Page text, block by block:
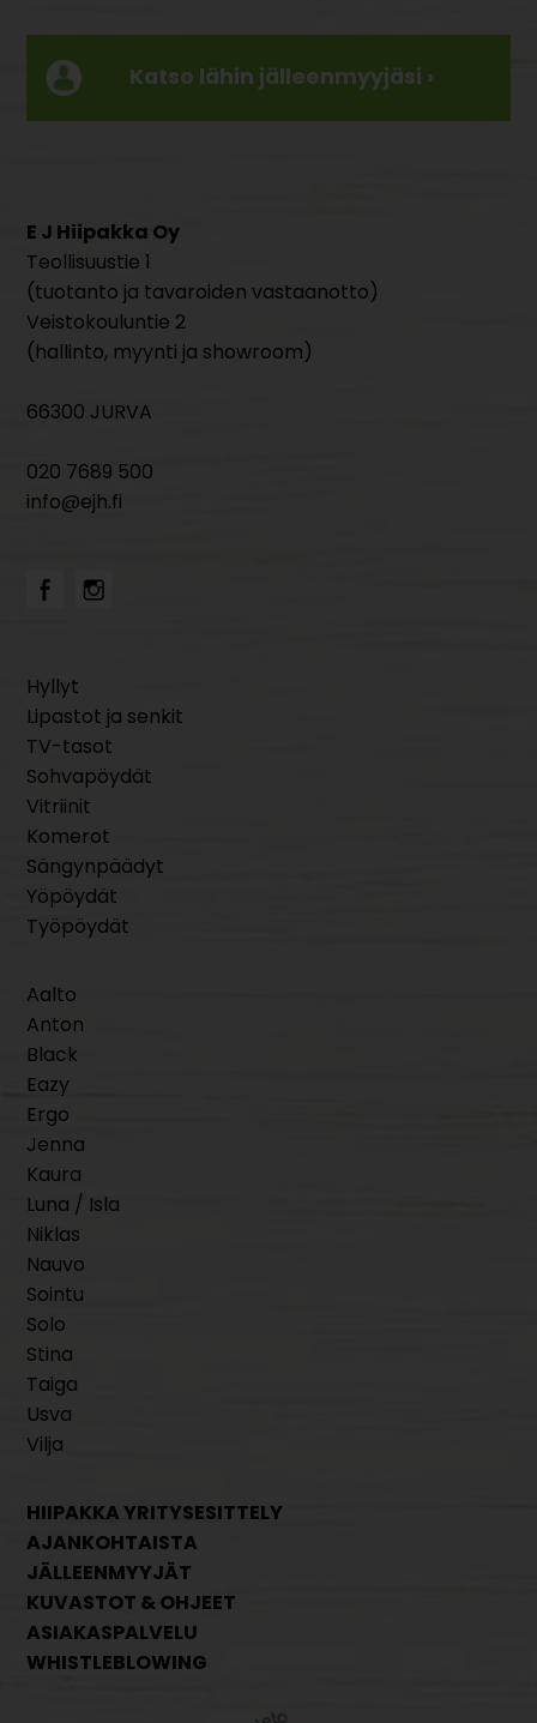
Katso lähin jälleenmyyjäsi ›
E J Hiipakka Oy
Teollisuustie 1
(tuotanto ja tavaroiden vastaanotto)
Veistokouluntie 2
(hallinto, myynti ja showroom)
66300 JURVA
020 7689 500
info@ejh.fi
Hyllyt
Lipastot ja senkit
TV-tasot
Sohvapöydät
Vitriinit
Komerot
Sängynpäädyt
Yöpöydät
Työpöydät
Aalto
Anton
Black
Eazy
Ergo
Jenna
Kaura
Luna / Isla
Niklas
Nauvo
Sointu
Solo
Stina
Taiga
Usva
Vilja
HIIPAKKA YRITYSESITTELY
AJANKOHTAISTA
JÄLLEENMYYJÄT
KUVASTOT & OHJEET
ASIAKASPALVELU
WHISTLEBLOWING